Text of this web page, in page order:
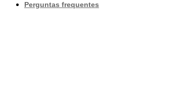
Perguntas frequentes